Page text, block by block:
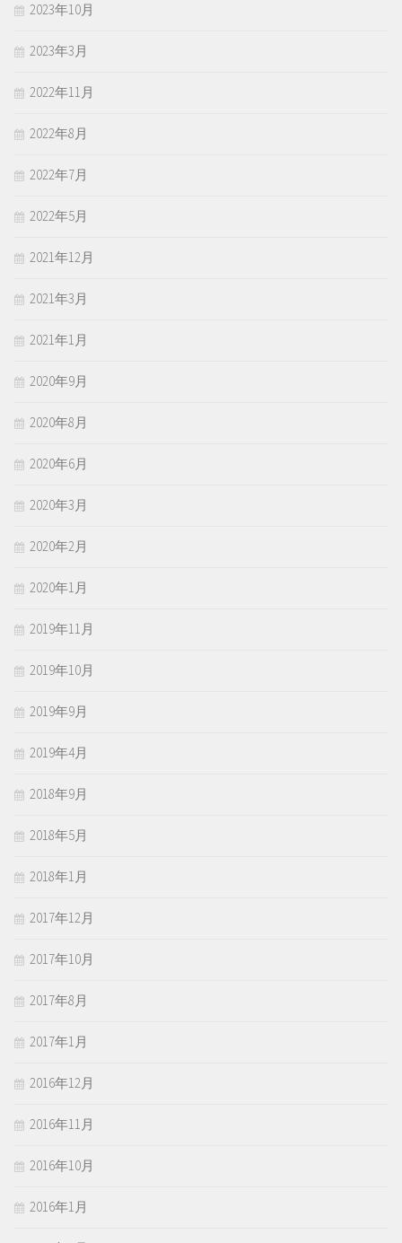
2023年10月
2023年3月
2022年11月
2022年8月
2022年7月
2022年5月
2021年12月
2021年3月
2021年1月
2020年9月
2020年8月
2020年6月
2020年3月
2020年2月
2020年1月
2019年11月
2019年10月
2019年9月
2019年4月
2018年9月
2018年5月
2018年1月
2017年12月
2017年10月
2017年8月
2017年1月
2016年12月
2016年11月
2016年10月
2016年1月